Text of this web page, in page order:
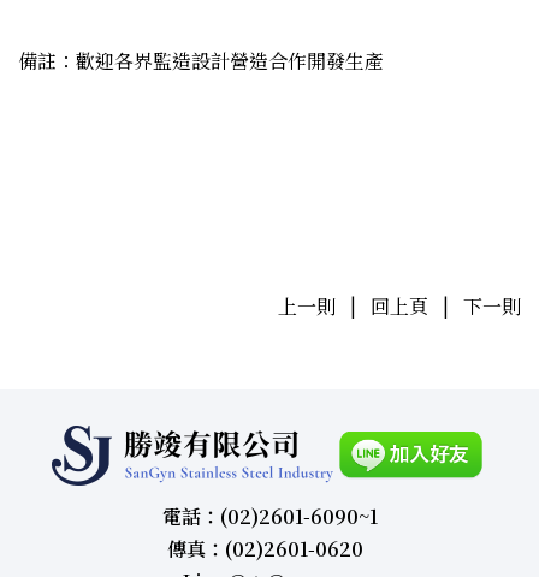
備註：歡迎各界監造設計營造合作開發生產
上一則 | 回上頁 | 下一則
電話：(02)2601-6090~1
傳真：(02)2601-0620